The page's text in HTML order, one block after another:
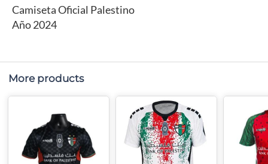
Camiseta Oficial Palestino
Año 2024
More products